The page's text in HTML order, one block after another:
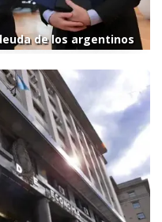
de los argentinos